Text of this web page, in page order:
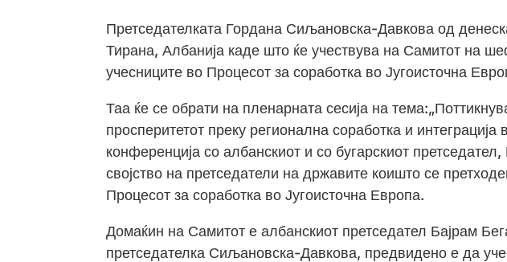
Претседателката Гордана Сиљановска-Давкова од
Тирана, Албанија каде што ќе учествува на Самитот на
учесниците во Процесот за соработка во Југоисточна
Таа ќе се обрати на пленарната сесија на
просперитетот преку регионална соработка и
конференција со албанскиот и со бугарскиот
својство на претседатели на државите коишто се
Процесот за соработка во Југоисточна Европа.
Домаќин на Самитот е албанскиот претседател Бајрам
претседателка Сиљановска-Давкова, предвидено е да